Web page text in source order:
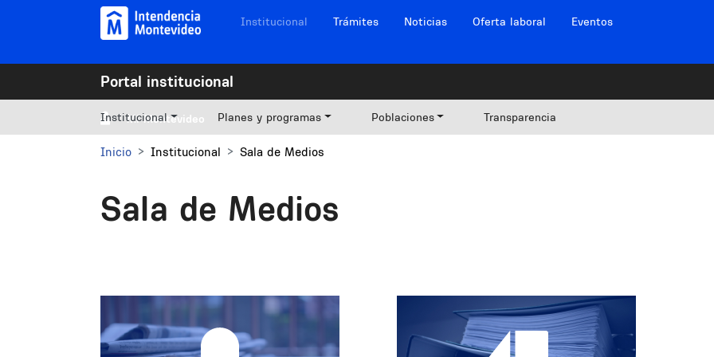
Pasar al contenido principal Navegación sitios
Institucional Trámites Noticias Oferta laboral Eventos
Portal institucional
Mi Montevideo
Institucional Planes y programas Poblaciones Transparencia
Inicio Institucional Sala de Medios
Sala de Medios